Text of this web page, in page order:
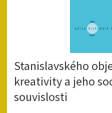
Stanislavského
kreativity a jeho
souvislosti